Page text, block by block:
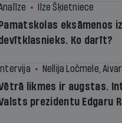
Ilze Šķietniece
Pamatskolas eksāmenos
Ko darīt?
Intervija Nellija Ločmele,
likmes ir augstas.
prezidentu Edgaru